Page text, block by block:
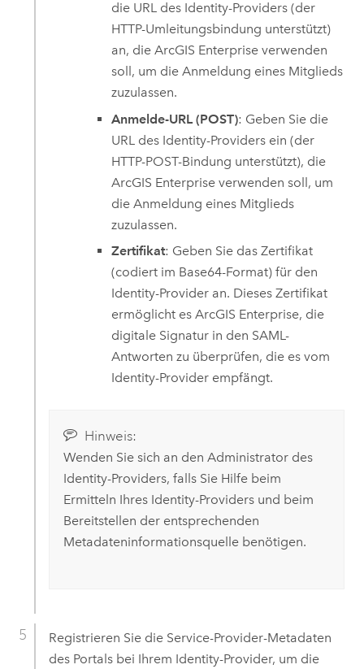
die URL des Identity-Providers (der
HTTP-Umleitungsbindung unterstützt)
an, die ArcGIS Enterpriseverwenden
soll, um die Anmeldung eines Mitglieds
zuzulassen.
Anmelde-URL (POST): Geben Sie die
URL des Identity-Providers ein (der
HTTP-POST-Bindung unterstützt), die
ArcGIS Enterpriseverwenden soll, um
die Anmeldung eines Mitglieds
zuzulassen.
Zertifikat: Geben Sie das Zertifikat
(codiert im Base64-Format) für den
Identity-Provider an. Dieses Zertifikat
ermöglicht es ArcGIS Enterprise, die
digitale Signatur in den SAML-
Antworten zu überprüfen, die es vom
Identity-Provider empfängt.
Hinweis:
Wenden Sie sich an den Administrator des
Identity-Providers, falls Sie Hilfe beim
Ermitteln Ihres Identity-Providers und beim
Bereitstellen der entsprechenden
Metadateninformationsquelle benötigen.
Registrieren Sie die Service-Provider-Metadaten
des Portals bei Ihrem Identity-Provider, um die